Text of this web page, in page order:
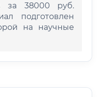
за 38000 руб.
подготовлен
на научные